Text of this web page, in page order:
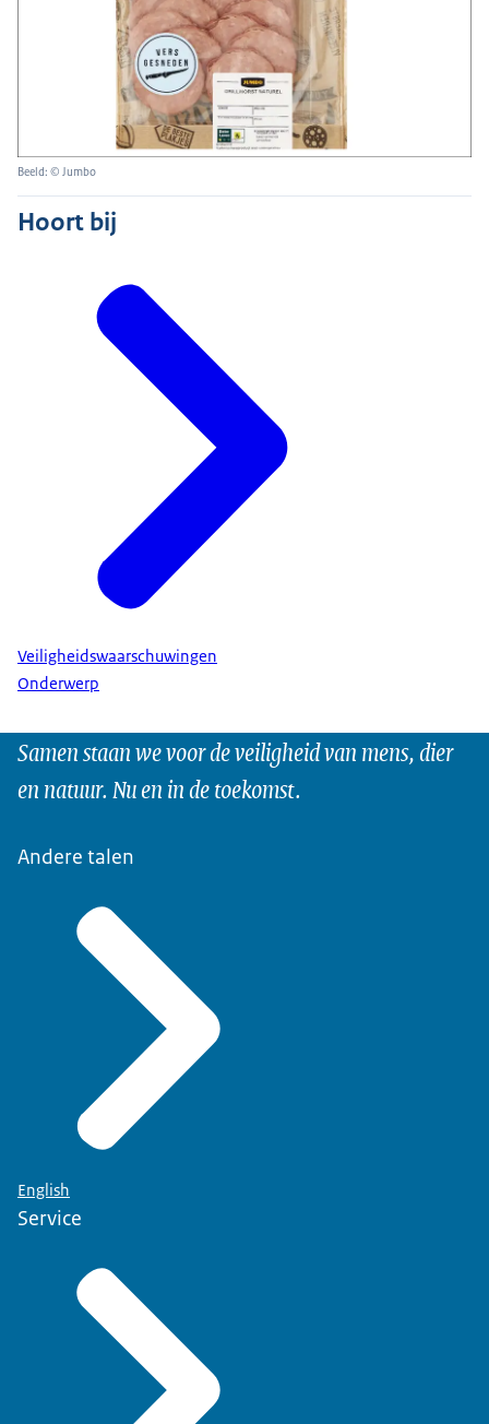
Beeld: © Jumbo
Hoort bij
Veiligheidswaarschuwingen
Onderwerp
Samen staan we voor de veiligheid van mens, dier
en natuur. Nu en in de toekomst.
Andere talen
English
Service